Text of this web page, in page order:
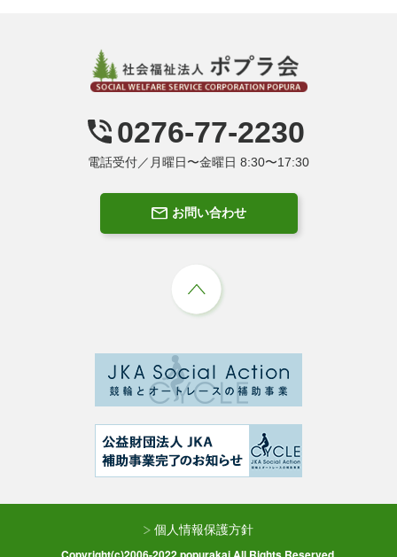
0276-77-2230
電話受付／月曜日〜金曜日 8:30〜17:30
お問い合わせ
個人情報保護方針